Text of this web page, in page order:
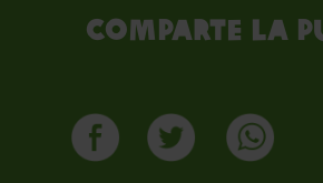
Comparte la